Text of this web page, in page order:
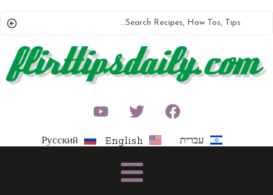
עברית English
Русский